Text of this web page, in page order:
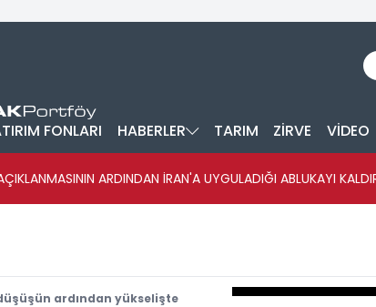
FONLARI HABERLER TARIM ZİRVE VİDEO
ARDINDAN İRAN'A UYGULADIĞI ABLUKAYI
ardından yükselişte